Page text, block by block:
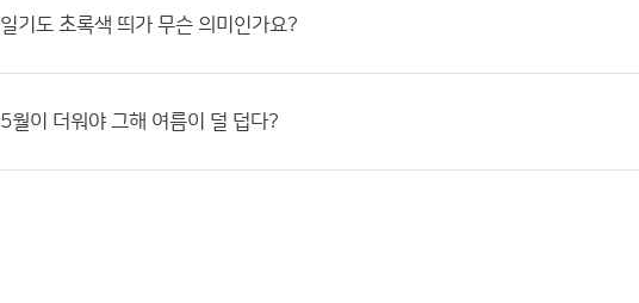
일기도 초록색 띄가 무슨 의미인가요?
5월이 더워야 그해 여름이 덜 덥다?